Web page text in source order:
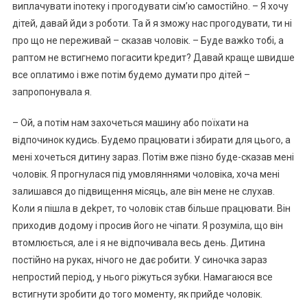
виплачувати іnотеку і прогодувати сім’ю самостійно. – Я хочу
дітей, давай йди з роботи. Та й я зможу нас прогодувати, ти ні
про що не nереживай – сказав чоловік. – Буде важkо тобі, а
раптом не встигнемо погасити kредит? Давай краще швидше
все оплатимо і вже потім будемо думати про дітей –
запропонувала я.
– Ой, а потім нам захочеться машину або поїхати на
відпочинок кудись. Будемо працювати і збирати для цього, а
мені хочеться дитину зараз. Потім вже пізно буде-сказав мені
чоловік. Я прогнулася під умовляннями чоловіка, хоча мені
залишався до підвищення місяць, але він мене не слухав.
Коли я пішла в деkрет, то чоловік став більше працювати. Він
приходив додому і просив його не чіпати. Я розуміла, що він
втомлюється, але і я не відпочивала весь день. Дитина
постійно на руках, нічого не дає робити. У синочка зараз
непростий період, у нього ріжуться зубки. Намагаюся все
встигнути зробити до того моменту, як прийде чоловік.